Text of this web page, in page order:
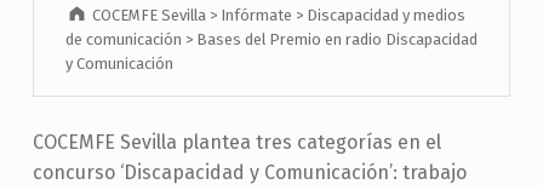
COCEMFE Sevilla > Infórmate > Discapacidad y medios
de comunicación > Bases del Premio en radio Discapacidad
y Comunicación
COCEMFE Sevilla plantea tres categorías en el
concurso ‘Discapacidad y Comunicación’: trabajo